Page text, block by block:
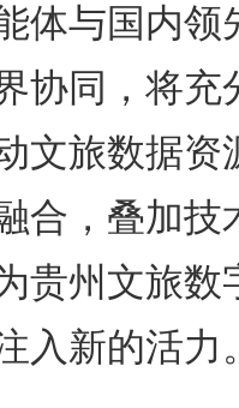
体与国内领
协同，将充
文旅数据资
合，叠加技
贵州文旅数
入新的活力